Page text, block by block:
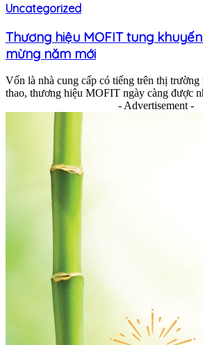
Uncategorized
Thương hiệu MOFIT tung
mừng năm mới
Vốn là nhà cung cấp có tiếng trên thị trường
thao, thương hiệu MOFIT ngày càng được
- Advertisement -